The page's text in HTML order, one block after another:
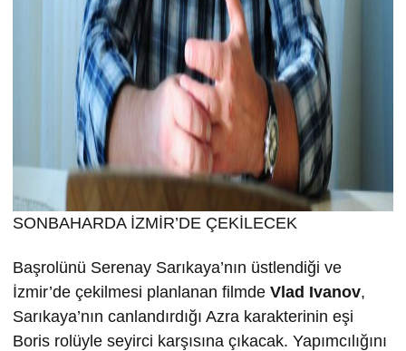
SONBAHARDA İZMİR’DE ÇEKİLECEK
Başrolünü Serenay Sarıkaya’nın üstlendiği ve
İzmir’de çekilmesi planlanan filmde Vlad Ivanov,
Sarıkaya’nın canlandırdığı Azra karakterinin eşi
Boris rolüyle seyirci karşısına çıkacak. Yapımcılığını